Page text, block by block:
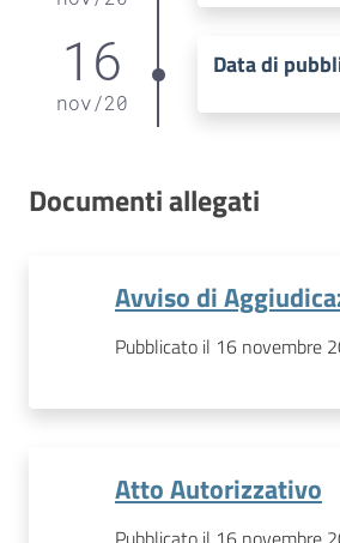
16
nov/20
Data di
Documenti allegati
Avviso di
Pubblicato il 16 novembre
Atto Autorizzativo